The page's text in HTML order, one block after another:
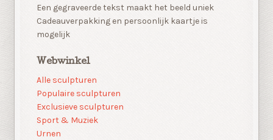
Een gegraveerde tekst maakt het beeld uniek
Cadeauverpakking en persoonlijk kaartje is
mogelijk
Webwinkel
Alle sculpturen
Populaire sculpturen
Exclusieve sculpturen
Sport & Muziek
Urnen